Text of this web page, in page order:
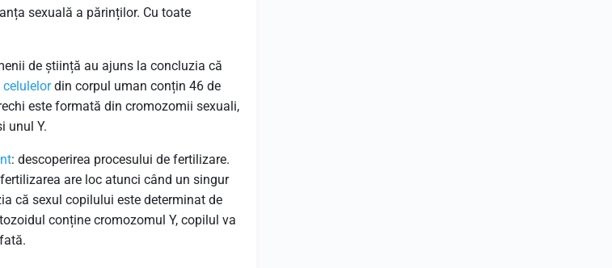
sexuală a părinților. Cu toate
de știință au ajuns la concluzia că
celulelordin corpul uman conțin 46 de
este formată din cromozomii sexuali,
unul Y.
: descoperirea procesului de fertilizare.
are loc atunci când un singur
că sexul copilului este determinat de
conține cromozomul Y, copilul va